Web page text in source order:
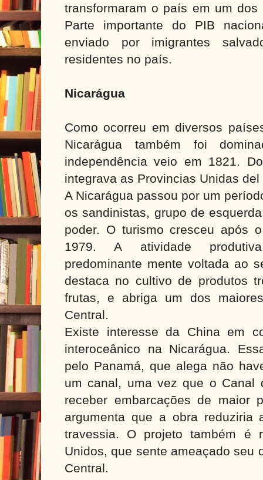
transformaram o país em um
Parte importante do PIB
enviado por imigrantes
residentes no país.
Nicarágua
Como ocorreu em diversos
Nicarágua também foi
independência veio em 1821.
integrava as Provincias Unidas
A Nicarágua passou por um
os sandinistas, grupo de
poder. O turismo cresceu após
1979. A atividade
predominante mente voltada ao
destaca no cultivo de produtos
frutas, e abriga um dos
Central.
Existe interesse da China em
interoceânico na Nicarágua.
pelo Panamá, que alega não
um canal, uma vez que o Canal
receber embarcações de maior
argumenta que a obra reduziria
travessia. O projeto também é
Unidos, que sente ameaçado seu
Central.